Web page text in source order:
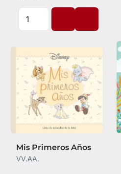
Mis Primeros Años
VV.AA.